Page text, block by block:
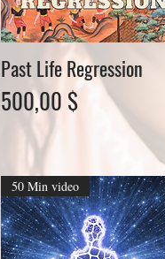
Schnellansicht
Past Life Regression
Preis
500,00 $
50 Min video